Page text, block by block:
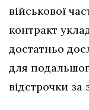
військової
контракт
достатньо
для
відстрочки